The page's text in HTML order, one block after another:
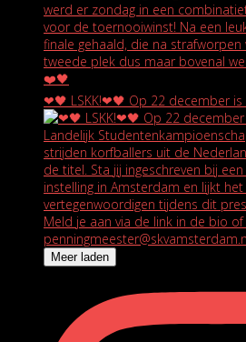
❤🖤 LSKK!❤🖤 Op 22 december
Meer laden